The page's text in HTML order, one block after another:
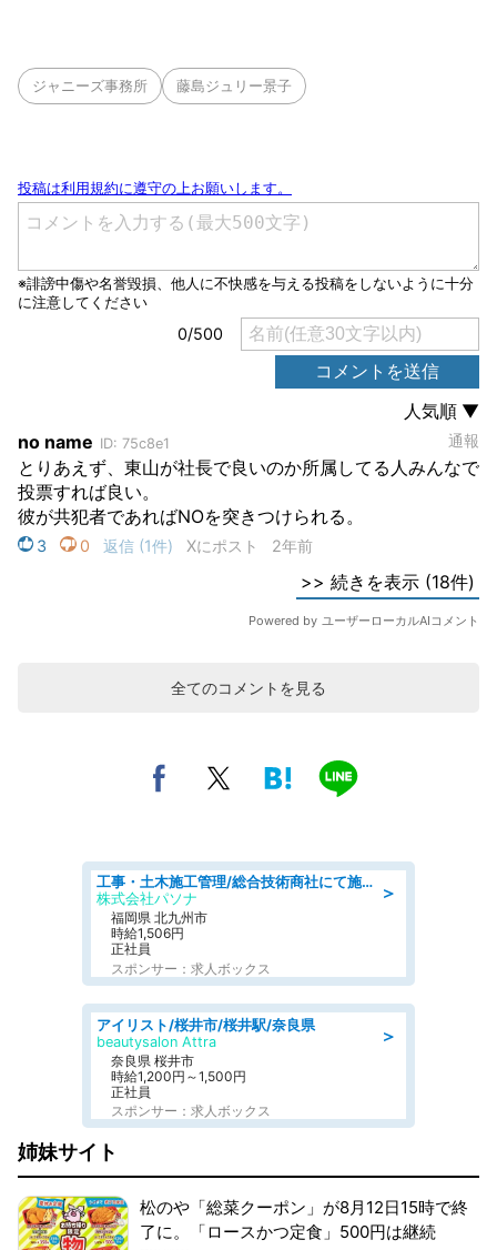
ジャニーズ事務所 藤島ジュリー景子
全てのコメントを見る
＞
工事・土木施工管理/総合技術商社にて施工管理のお仕事/即日勤務可/車通勤可/工事・土木施工管理/生産・品質管理
株式会社パソナ
福岡県 北九州市
時給1,506円
正社員
スポンサー：求人ボックス
＞
アイリスト/桜井市/桜井駅/奈良県
beautysalon Attra
奈良県 桜井市
時給1,200円～1,500円
正社員
スポンサー：求人ボックス
姉妹サイト
松のや「総菜クーポン」が8月12日15時で終
了に。「ロースかつ定食」500円は継続